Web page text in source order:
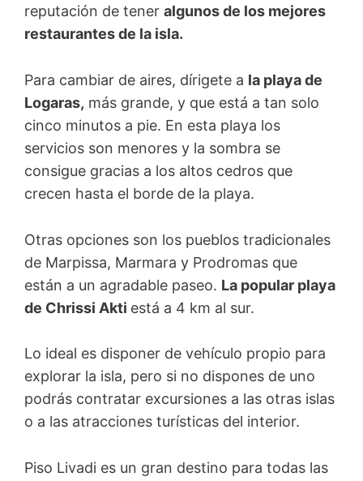
reputación de tener algunos de los mejores
restaurantes de la isla.
Para cambiar de aires, dírigete a la playa de
Logaras, más grande, y que está a tan solo
cinco minutos a pie. En esta playa los
servicios son menores y la sombra se
consigue gracias a los altos cedros que
crecen hasta el borde de la playa.
Otras opciones son los pueblos tradicionales
de Marpissa, Marmara y Prodromas que
están a un agradable paseo. La popular playa
de Chrissi Akti está a 4 km al sur.
Lo ideal es disponer de vehículo propio para
explorar la isla, pero si no dispones de uno
podrás contratar excursiones a las otras islas
o a las atracciones turísticas del interior.
Piso Livadi es un gran destino para todas las